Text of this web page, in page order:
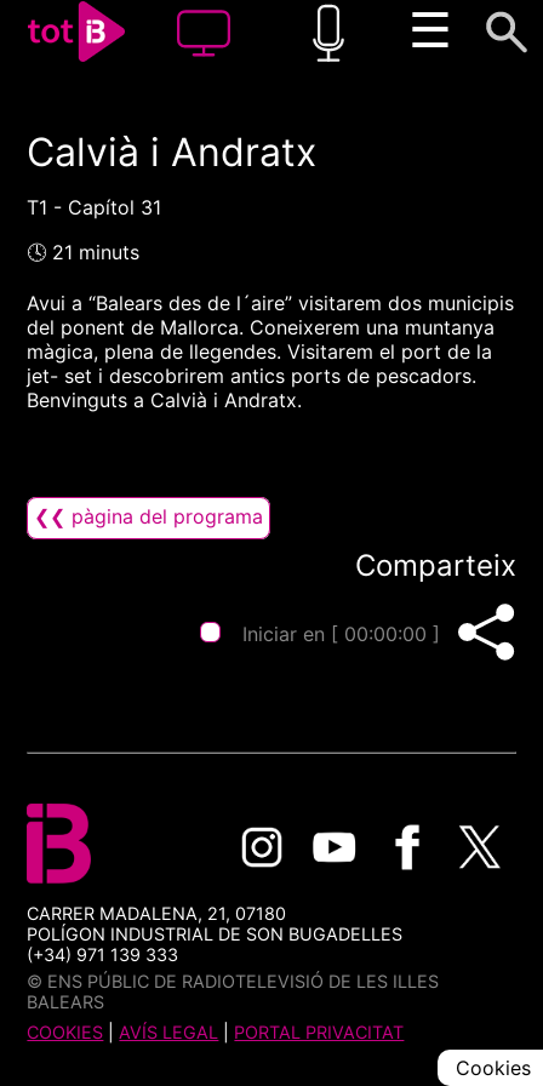
☰
00:00 00:00
Calvià i Andratx
T1 - Capítol 31
🕓 21 minuts
Avui a “Balears des de l´aire” visitarem dos municipis
del ponent de Mallorca. Coneixerem una muntanya
màgica, plena de llegendes. Visitarem el port de la
jet- set i descobrirem antics ports de pescadors.
Benvinguts a Calvià i Andratx.
❮❮ pàgina del programa
Comparteix
Iniciar en [ 00:00:00 ]
CARRER MADALENA, 21, 07180
POLÍGON INDUSTRIAL DE SON BUGADELLES
(+34) 971 139 333
© ENS PÚBLIC DE RADIOTELEVISIÓ DE LES ILLES
BALEARS
COOKIES |AVÍS LEGAL PORTAL PRIVACITAT
Cookies